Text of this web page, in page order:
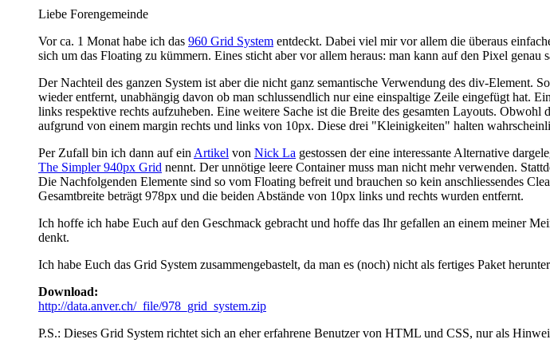
Liebe Forengemeinde
Vor ca. 1 Monat habe ich das 960 Grid System entdeckt. Dabei viel mir vor allem die überaus
sich um das Floating zu kümmern. Eines sticht aber vor allem heraus: man kann auf den Pixel
Der Nachteil des ganzen System ist aber die nicht ganz semantische Verwendung des div-Element.
wieder entfernt, unabhängig davon ob man schlussendlich nur eine einspaltige Zeile eingefügt hat.
links respektive rechts aufzuheben. Eine weitere Sache ist die Breite des gesamten Layouts.
aufgrund von einem margin rechts und links von 10px. Diese drei "Kleinigkeiten" halten
Per Zufall bin ich dann auf ein Artikel von Nick La gestossen der eine interessante Alternative
The Simpler 940px Grid nennt. Der unnötige leere Container muss man nicht mehr verwenden.
Die Nachfolgenden Elemente sind so vom Floating befreit und brauchen so kein anschliessendes
Gesamtbreite beträgt 978px und die beiden Abstände von 10px links und rechts wurden entfernt.
Ich hoffe ich habe Euch auf den Geschmack gebracht und hoffe das Ihr gefallen an einem meiner
denkt.
Ich habe Euch das Grid System zusammengebastelt, da man es (noch) nicht als fertiges Paket
Download:
http://data.anver.ch/_file/978_grid_system.zip
P.S.: Dieses Grid System richtet sich an eher erfahrene Benutzer von HTML und CSS, nur als